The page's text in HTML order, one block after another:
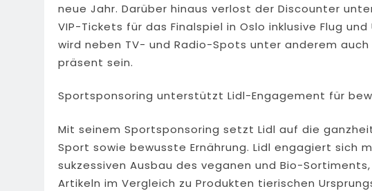
neue Jahr. Darüber hinaus verlost der Discounter
VIP-Tickets für das Finalspiel in Oslo inklusive Flug
wird neben TV- und Radio-Spots unter anderem
präsent sein.
Sportsponsoring unterstützt Lidl-Engagement für
Mit seinem Sportsponsoring setzt Lidl auf die
Sport sowie bewusste Ernährung. Lidl engagiert sich
sukzessiven Ausbau des veganen und Bio-
Artikeln im Vergleich zu Produkten tierischen